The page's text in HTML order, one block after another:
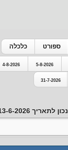
ספורט כלכלה
5-8-2026
4-8-2026
31-7-2026
נכון לתאריך 13-6-2026